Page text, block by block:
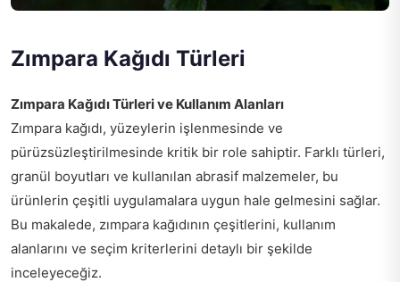
Zımpara Kağıdı Türleri
Zımpara Kağıdı Türleri ve Kullanım Alanları
Zımpara kağıdı, yüzeylerin işlenmesinde ve
pürüzsüzleştirilmesinde kritik bir role sahiptir. Farklı türleri,
granül boyutları ve kullanılan abrasif malzemeler, bu
ürünlerin çeşitli uygulamalara uygun hale gelmesini sağlar.
Bu makalede, zımpara kağıdının çeşitlerini, kullanım
alanlarını ve seçim kriterlerini detaylı bir şekilde
inceleyeceğiz.